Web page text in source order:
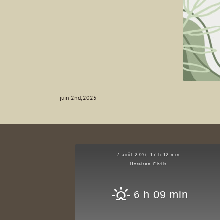
juin 2nd, 2025
7 août 2026, 17 h 12 min
Horaires Civils
6 h 09 min